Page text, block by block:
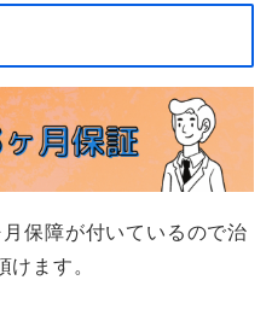
保障が付いているので治
けます。